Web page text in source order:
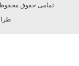
تمامی حقوق محفوظ